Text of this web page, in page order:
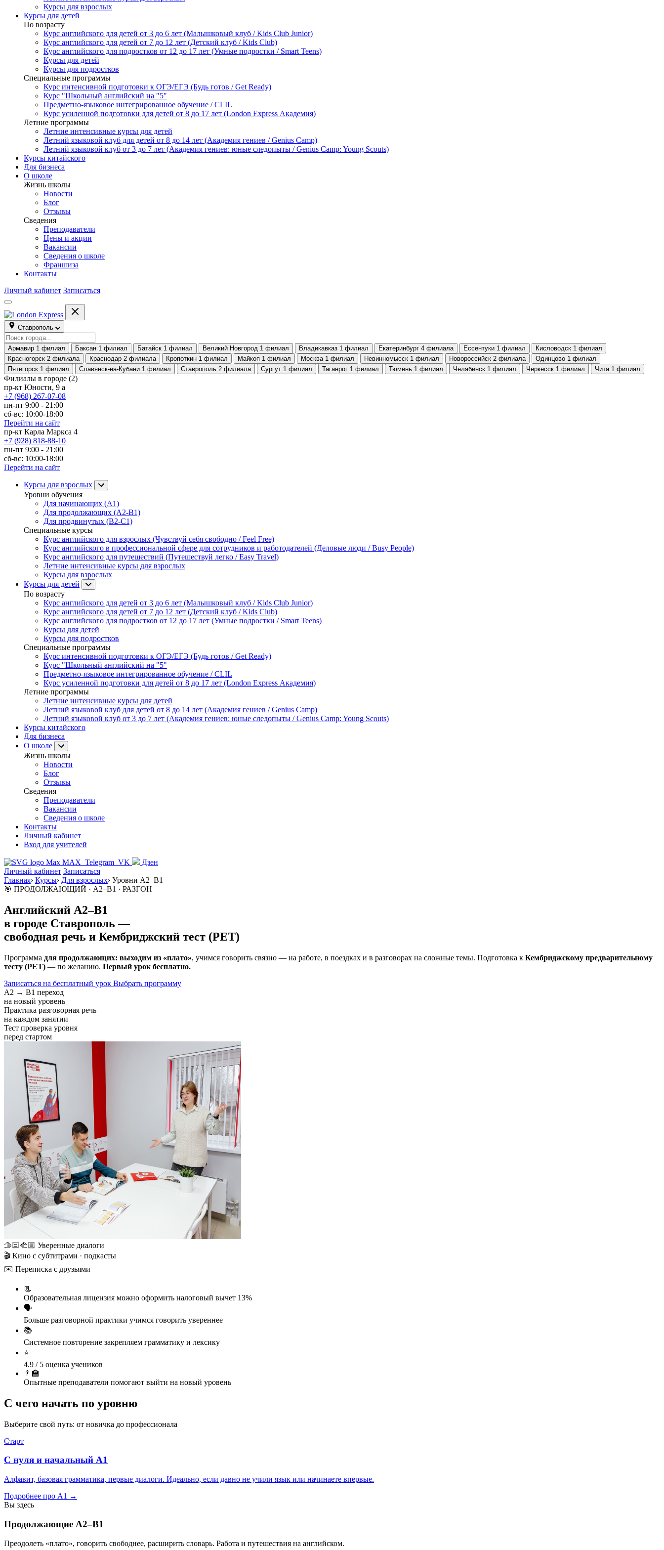
Курсы для взрослых
Курсы для детей
По возрасту
Курс английского для детей от 3 до 6 лет (Малышковый клуб / Kids Club Junior)
Курс английского для детей от 7 до 12 лет (Детский клуб / Kids Club)
Курс английского для подростков от 12 до 17 лет (Умные подростки / Smart Teens)
Курсы для детей
Курсы для подростков
Специальные программы
Курс интенсивной подготовки к ОГЭ/ЕГЭ (Будь готов / Get Ready)
Курс "Школьный английский на "5"
Предметно-языковое интегрированное обучение / CLIL
Курс усиленной подготовки для детей от 8 до 17 лет (London Express Академия)
Летние программы
Летние интенсивные курсы для детей
Летний языковой клуб для детей от 8 до 14 лет (Академия гениев / Genius Camp)
Летний языковой клуб от 3 до 7 лет (Академия гениев: юные следопыты / Genius Camp: Young Scouts)
Курсы китайского
Для бизнеса
О школе
Жизнь школы
Новости
Блог
Отзывы
Сведения
Преподаватели
Цены и акции
Вакансии
Сведения о школе
Франшиза
Контакты
Личный кабинет Записаться
Ставрополь
Армавир 1 филиал Баксан 1 филиал Батайск 1 филиал Великий Новгород 1 филиал Владикавказ 1 филиал Екатеринбург 4 филиала Ессентуки 1 филиал Кисловодск 1 филиал
Красногорск 2 филиала Краснодар 2 филиала Кропоткин 1 филиал Майкоп 1 филиал Москва 1 филиал Невинномысск 1 филиал Новороссийск 2 филиала Одинцово 1 филиал
Пятигорск 1 филиал Славянск-на-Кубани 1 филиал Ставрополь 2 филиала Сургут 1 филиал Таганрог 1 филиал Тюмень 1 филиал Челябинск 1 филиал Черкесск 1 филиал Чита 1 филиал
Филиалы в городе (2)
пр-кт Юности, 9 а
+7 (968) 267-07-08
пн-пт 9:00 - 21:00
сб-вс: 10:00-18:00
Перейти на сайт
пр-кт Карла Маркса 4
+7 (928) 818-88-10
пн-пт 9:00 - 21:00
сб-вс: 10:00-18:00
Перейти на сайт
Курсы для взрослых
Уровни обучения
Для начинающих (A1)
Для продолжающих (A2-B1)
Для продвинутых (B2-C1)
Специальные курсы
Курс английского для взрослых (Чувствуй себя свободно / Feel Free)
Курс английского в профессиональной сфере для сотрудников и работодателей (Деловые люди / Busy People)
Курс английского для путешествий (Путешествуй легко / Easy Travel)
Летние интенсивные курсы для взрослых
Курсы для взрослых
Курсы для детей
По возрасту
Курс английского для детей от 3 до 6 лет (Малышковый клуб / Kids Club Junior)
Курс английского для детей от 7 до 12 лет (Детский клуб / Kids Club)
Курс английского для подростков от 12 до 17 лет (Умные подростки / Smart Teens)
Курсы для детей
Курсы для подростков
Специальные программы
Курс интенсивной подготовки к ОГЭ/ЕГЭ (Будь готов / Get Ready)
Курс "Школьный английский на "5"
Предметно-языковое интегрированное обучение / CLIL
Курс усиленной подготовки для детей от 8 до 17 лет (London Express Академия)
Летние программы
Летние интенсивные курсы для детей
Летний языковой клуб для детей от 8 до 14 лет (Академия гениев / Genius Camp)
Летний языковой клуб от 3 до 7 лет (Академия гениев: юные следопыты / Genius Camp: Young Scouts)
Курсы китайского
Для бизнеса
О школе
Жизнь школы
Новости
Блог
Отзывы
Сведения
Преподаватели
Вакансии
Сведения о школе
Контакты
Личный кабинет
Вход для учителей
MAX Telegram VK
Дзен
Личный кабинет Записаться
Главная› Курсы› Для взрослых› Уровни A2–B1
🎯 ПРОДОЛЖАЮЩИЙ · A2–B1 · РАЗГОН
Английский A2–B1
в городе Ставрополь —
свободная речь и Кембриджский тест (PET)
Программа для продолжающих: выходим из «плато», учимся говорить связно — на работе, в поездках и в разговорах на сложные темы. Подготовка к Кембриджскому предварительному
тесту (PET) — по желанию. Первый урок бесплатно.
Записаться на бесплатный урок Выбрать программу
A2 → B1 переход
на новый уровень
Практика разговорная речь
на каждом занятии
Тест проверка уровня
перед стартом
🫱🏻‍🫲🏼 Уверенные диалоги
🎬 Кино с субтитрами · подкасты
✉️ Переписка с друзьями
📃
Образовательная лицензия можно оформить налоговый вычет 13%
🗣️
Больше разговорной практики учимся говорить увереннее
📚
Системное повторение закрепляем грамматику и лексику
⭐
4.9 / 5 оценка учеников
👨‍🏫
Опытные преподаватели помогают выйти на новый уровень
С чего начать по уровню
Выберите свой путь: от новичка до профессионала
Старт
С нуля и начальный A1
Алфавит, базовая грамматика, первые диалоги. Идеально, если давно не учили язык или начинаете впервые.
Подробнее про A1 →
Вы здесь
Продолжающие A2–B1
Преодолеть «плато», говорить свободнее, расширить словарь. Работа и путешествия на английском.